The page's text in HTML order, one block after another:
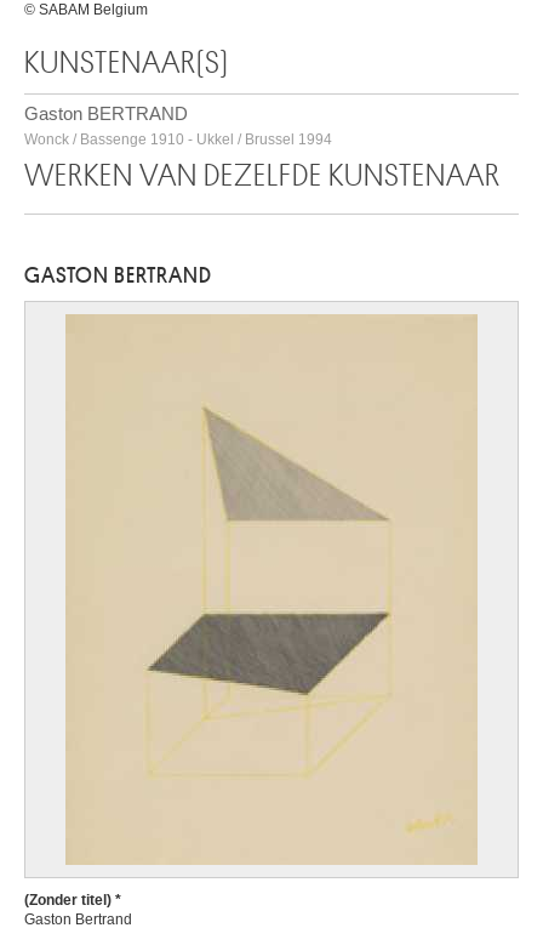
© SABAM Belgium
KUNSTENAAR(S)
Gaston BERTRAND
Wonck / Bassenge 1910 - Ukkel / Brussel 1994
WERKEN VAN DEZELFDE KUNSTENAAR
GASTON BERTRAND
(Zonder titel) *
Gaston Bertrand